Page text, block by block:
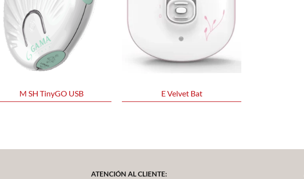
M SH TinyGO USB E Velvet Bat
ATENCIÓN AL CLIENTE: